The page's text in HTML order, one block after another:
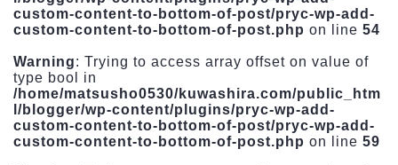
custom-content-to-bottom-of-post/pryc-wp-add-
custom-content-to-bottom-of-post.php on line 54
Warning: Trying to access array offset on value of
type bool in
/home/matsusho0530/kuwashira.com/public_htm
l/blogger/wp-content/plugins/pryc-wp-add-
custom-content-to-bottom-of-post/pryc-wp-add-
custom-content-to-bottom-of-post.php on line 59